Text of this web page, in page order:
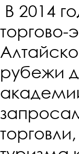
В 2014
рубежи